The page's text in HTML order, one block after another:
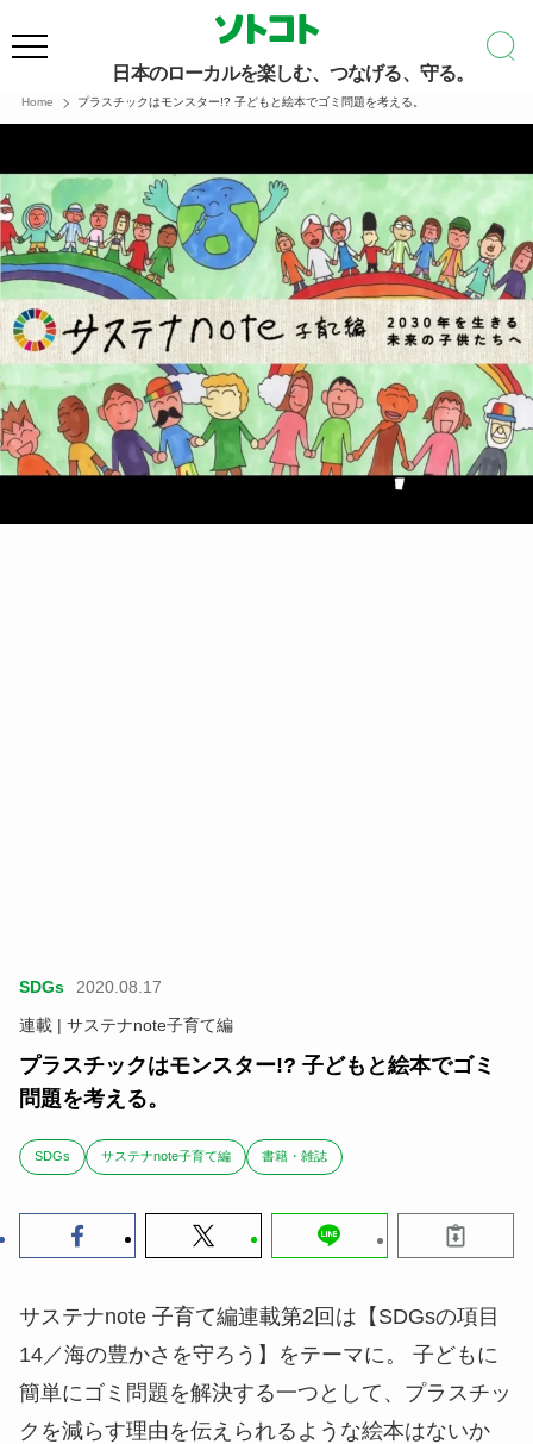
日本のローカルを楽しむ、つなげる、守る。
Home プラスチックはモンスター!? 子どもと絵本でゴミ問題を考える。
SDGs
2020.08.17
連載 | サステナnote子育て編
プラスチックはモンスター!? 子どもと絵本でゴミ
問題を考える。
SDGs サステナnote子育て編 書籍・雑誌
サステナnote 子育て編連載第2回は【SDGsの項目
14／海の豊かさを守ろう】をテーマに。 子どもに
簡単にゴミ問題を解決する一つとして、プラスチッ
クを減らす理由を伝えられるような絵本はないか